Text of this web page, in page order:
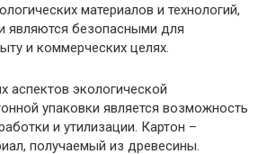
материалов и технологий,
являются безопасными для
и коммерческих целях.
аспектов экологической
упаковки является возможность
и утилизации. Картон –
получаемый из древесины.